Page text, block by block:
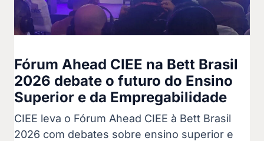
Fórum Ahead CIEE na Bett Brasil
2026 debate o futuro do Ensino
Superior e da Empregabilidade
CIEE leva o Fórum Ahead CIEE à Bett Brasil
2026 com debates sobre ensino superior e